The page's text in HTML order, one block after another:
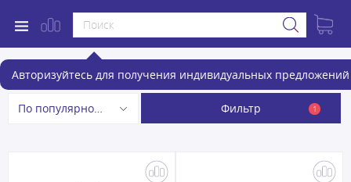
Авторизуйтесь для получения индивидуальных предложений
Газовые плиты
По популярности Фильтр 1